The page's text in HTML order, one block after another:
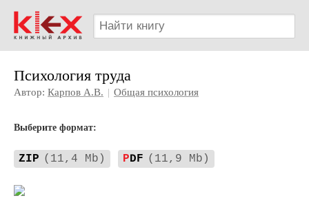
Психология труда
Автор: Карпов А.В. | Общая психология
Выберите формат:
ZIP (11,4 Mb) PDF (11,9 Mb)